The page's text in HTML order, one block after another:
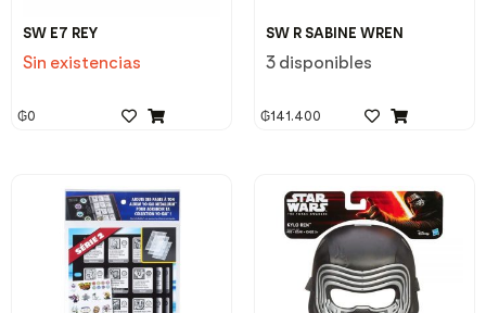
SW E7 REY
Sin existencias
₲0
SW R SABINE WREN
3 disponibles
₲141.400